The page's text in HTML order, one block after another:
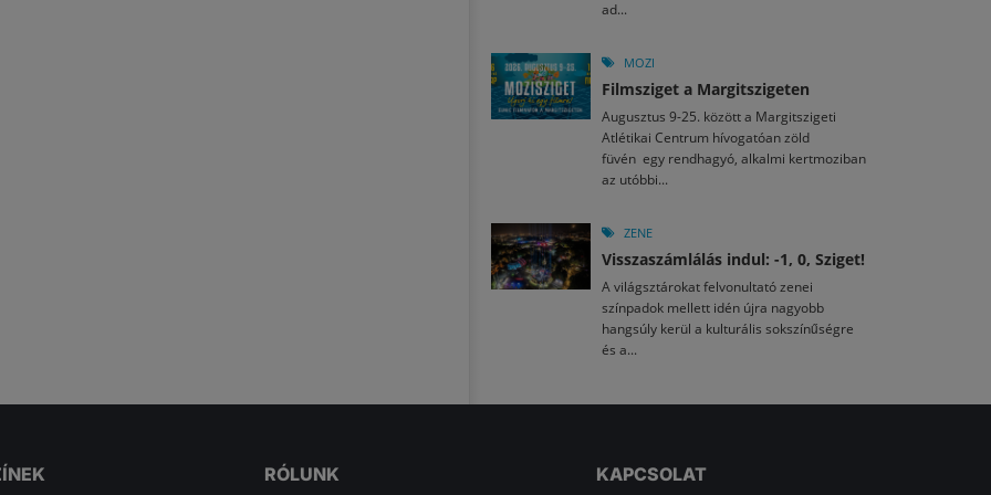
ad...
MOZI
Filmsziget a Margitszigeten
Augusztus 9-25. között a Margitszigeti
Atlétikai Centrum hívogatóan zöld
füvén egy rendhagyó, alkalmi kertmoziban
az utóbbi...
ZENE
Visszaszámlálás indul: -1, 0, Sziget!
A világsztárokat felvonultató zenei
színpadok mellett idén újra nagyobb
hangsúly kerül a kulturális sokszínűségre
és a...
RÓLUNK KAPCSOLAT